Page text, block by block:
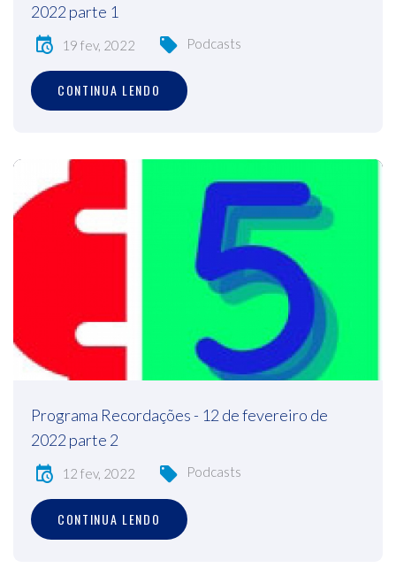
2022 parte 1
19 fev, 2022 Podcasts
CONTINUA LENDO
Programa Recordações - 12 de fevereiro de
2022 parte 2
12 fev, 2022 Podcasts
CONTINUA LENDO